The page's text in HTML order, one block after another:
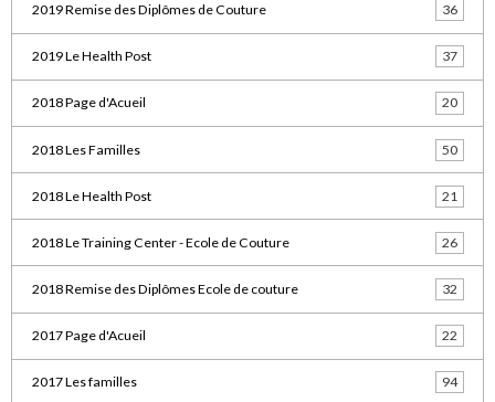
2019 Remise des Diplômes de Couture 36
2019 Le Health Post 37
2018 Page d'Acueil 20
2018 Les Familles 50
2018 Le Health Post 21
2018 Le Training Center - Ecole de Couture 26
2018 Remise des Diplômes Ecole de couture 32
2017 Page d'Acueil 22
2017 Les familles 94